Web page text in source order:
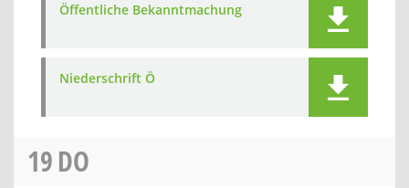
Öffentliche Bekanntmachung
Niederschrift Ö
19DO